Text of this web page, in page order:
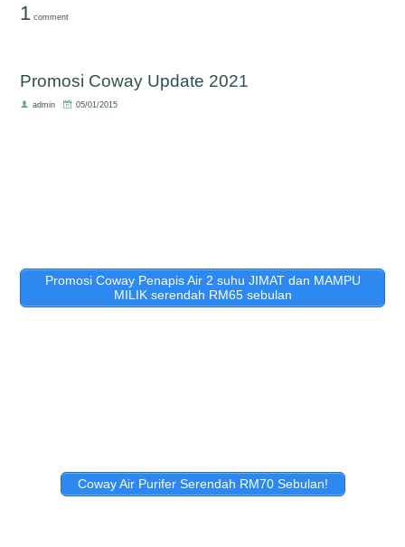
1 comment
Promosi Coway Update 2021
admin 05/01/2015
Promosi Coway Penapis Air 2 suhu JIMAT dan MAMPU
MILIK serendah RM65 sebulan
Coway Air Purifer Serendah RM70 Sebulan!